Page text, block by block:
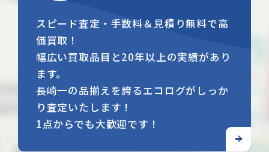
スピード査定・手数料＆見積り無料で高
価買取！
幅広い買取品目と20年以上の実績があり
ます。
長崎一の品揃えを誇るエコログがしっか
り査定いたします！
1点からでも大歓迎です！